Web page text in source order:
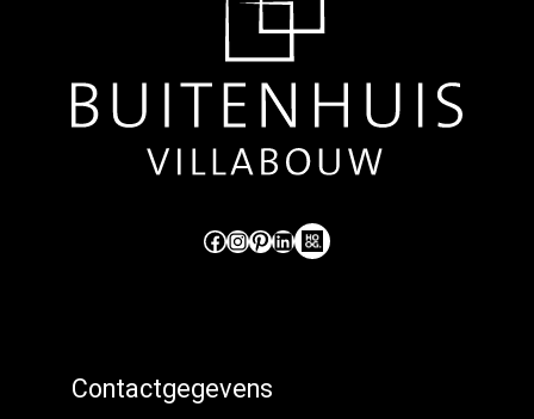
Like ons op Facebook (externe link) Volg ons op Instagram (externe link) Pinterest LinkedIn Hoog Design.
Contactgegevens